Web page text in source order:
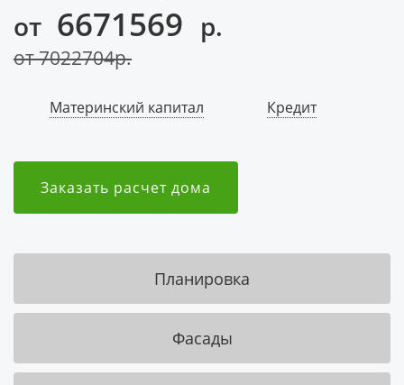
от 6671569 р.
от7022704р.
Материнский капитал Кредит
Заказать расчет дома
Планировка
Фасады